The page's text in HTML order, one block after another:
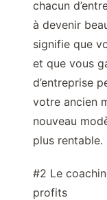
chacun
à devenir
signifie que
et que vous
d’entreprise
votre ancien
nouveau
plus rentable.
#2 Le
profits